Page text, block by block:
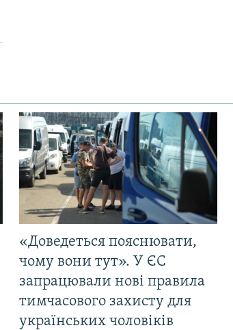
«Доведеться пояснювати,
чому вони тут». У ЄС
запрацювали нові правила
тимчасового захисту для
українських чоловіків